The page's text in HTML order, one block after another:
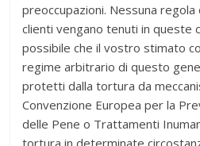
preoccupazioni. Nessuna
clienti vengano tenuti in queste
possibile che il vostro stimato
regime arbitrario di questo
protetti dalla tortura da
Convenzione Europea per la
delle Pene o Trattamenti